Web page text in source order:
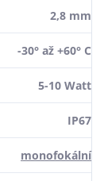
2,8 mm
-30° až +60° C
5-10 Watt
IP67
monofokální